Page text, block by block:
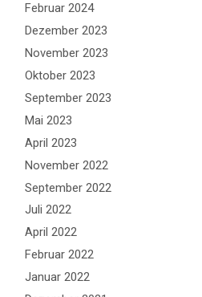
Februar 2024
Dezember 2023
November 2023
Oktober 2023
September 2023
Mai 2023
April 2023
November 2022
September 2022
Juli 2022
April 2022
Februar 2022
Januar 2022